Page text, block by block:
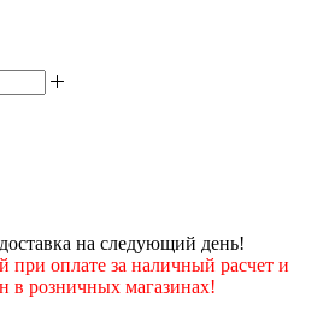
на следующий день!
при оплате за наличный расчет и
в розничных магазинах!